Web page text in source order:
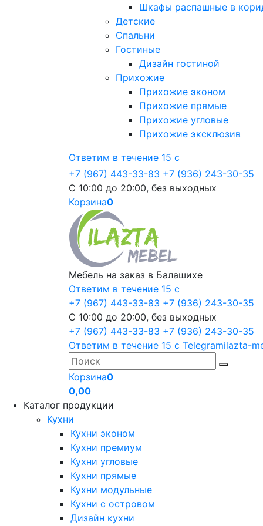
Шкафы распашные в
Детские
Спальни
Гостиные
Дизайн гостиной
Прихожие
Прихожие эконом
Прихожие прямые
Прихожие угловые
Прихожие эксклюзив
Ответим в течение 15 с
+7 (967) 443-33-83 +7 (936) 243-30-35
С 10:00 до 20:00, без выходных
Корзина0
Мебель на заказ в Балашихе
Ответим в течение 15 с
+7 (967) 443-33-83 +7 (936) 243-30-35
С 10:00 до 20:00, без выходных
+7 (967) 443-33-83 +7 (936) 243-30-35
Ответим в течение 15 с Telegramilazta-
Корзина0
0,00
Каталог продукции
Кухни
Кухни эконом
Кухни премиум
Кухни угловые
Кухни прямые
Кухни модульные
Кухни с островом
Дизайн кухни